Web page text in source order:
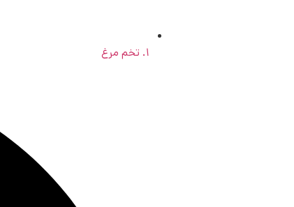
۱. تخم مرغ